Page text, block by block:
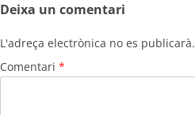
Deixa un comentari
L'adreça electrònica no es publicarà.
Comentari *